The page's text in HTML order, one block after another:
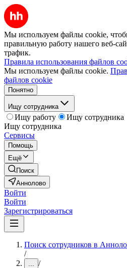
Мы используем файлы cookie,
правильную работу нашего веб-
трафик.
Правила использования файлов
Мы используем файлы cookie.
файлов cookie
Понятно
Ищу сотрудника
Ищу работу
Ищу сотрудника
Ищу сотрудника
Сервисы
Помощь
Ещё
Поиск
Аннолово
Войти
Войти
Зарегистрироваться
Поиск сотрудников в
/
... /